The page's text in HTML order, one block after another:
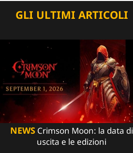
GLI ULTIMI ARTICOLI
NEWS Crimson Moon: la data di
uscita e le edizioni